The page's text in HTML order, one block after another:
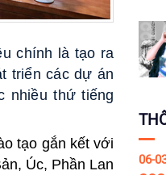
chính là tạo ra
triển các dự án
nhiều thứ tiếng
tạo gắn kết với
Úc, Phần Lan
06-